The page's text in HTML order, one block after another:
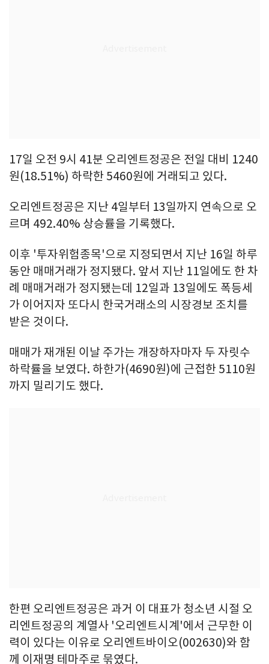
17일 오전 9시 41분 오리엔트정공은 전일 대비 1240
원(18.51%) 하락한 5460원에 거래되고 있다.
오리엔트정공은 지난 4일부터 13일까지 연속으로 오
르며 492.40% 상승률을 기록했다.
이후 '투자위험종목'으로 지정되면서 지난 16일 하루
동안 매매거래가 정지됐다. 앞서 지난 11일에도 한 차
례 매매거래가 정지됐는데 12일과 13일에도 폭등세
가 이어지자 또다시 한국거래소의 시장경보 조치를
받은 것이다.
매매가 재개된 이날 주가는 개장하자마자 두 자릿수
하락률을 보였다. 하한가(4690원)에 근접한 5110원
까지 밀리기도 했다.
한편 오리엔트정공은 과거 이 대표가 청소년 시절 오
리엔트정공의 계열사 '오리엔트시계'에서 근무한 이
력이 있다는 이유로 오리엔트바이오(002630)와 함
께 이재명 테마주로 묶였다.